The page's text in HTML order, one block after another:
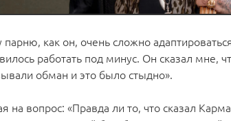
парню, как он, очень сложно
работать под минус. Он сказал мне,
обман и это было стыдно».
на вопрос: «Правда ли то, что сказал